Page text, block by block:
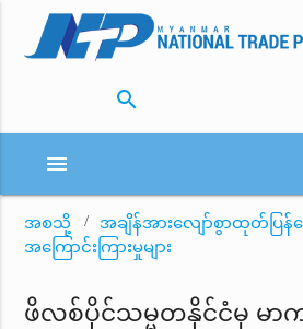
search
menu
အစသို့
အချိန်အားလျော်စွာထုတ်ပြ
အကြောင်းကြားမှုများ
ဖိလစ်ပိုင်သမ္မတနိုင်ငံမှ မာ